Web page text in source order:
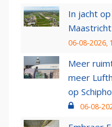
In jacht
06-08-2026,
Meer
meer
op
06-08-